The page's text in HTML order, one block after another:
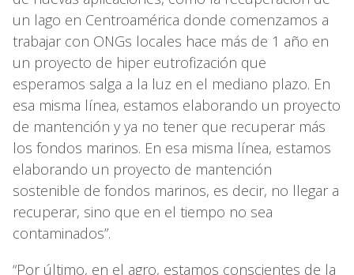
un lago en Centroamérica donde comenzamos a
trabajar con ONGs locales hace más de 1 año en
un proyecto de hiper eutrofización que
esperamos salga a la luz en el mediano plazo. En
esa misma línea, estamos elaborando un proyecto
de mantención y ya no tener que recuperar más
los fondos marinos. En esa misma línea, estamos
elaborando un proyecto de mantención
sostenible de fondos marinos, es decir, no llegar a
recuperar, sino que en el tiempo no sea
contaminados”.
“Por último, en el agro, estamos conscientes de la